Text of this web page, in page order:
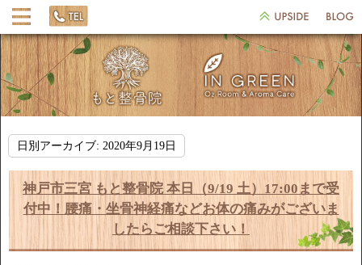
日別アーカイブ: 2020年9月19日
神戸市三宮 もと整骨院 本日（9/19 土）17:00まで受
付中！腰痛・坐骨神経痛などお体の痛みがございま
したらご相談下さい！